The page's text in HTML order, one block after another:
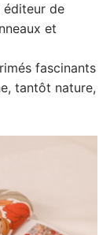
éditeur de
et
fascinants
tantôt nature,